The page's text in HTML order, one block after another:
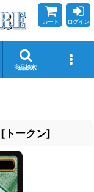
カート ログイン
商品検索
[ トークン]